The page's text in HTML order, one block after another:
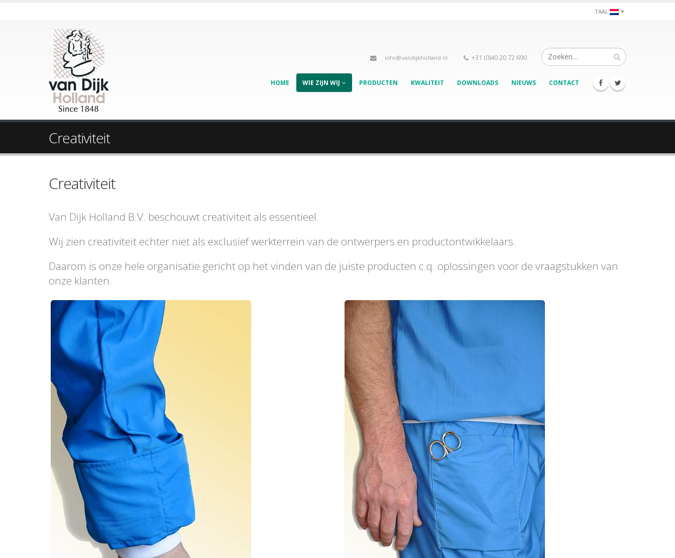
TAAL:
info@vandijkholland.nl +31 (0)40 20 72 690
HOME WIE ZIJN WIJ PRODUCTEN KWALITEIT DOWNLOADS NIEUWS CONTACT
Creativiteit
Creativiteit
Van Dijk Holland B.V. beschouwt creativiteit als essentieel.
Wij zien creativiteit echter niet als exclusief werkterrein van de ontwerpers en productontwikkelaars.
Daarom is onze hele organisatie gericht op het vinden van de juiste producten c.q. oplossingen voor de vraagstukken van
onze klanten.